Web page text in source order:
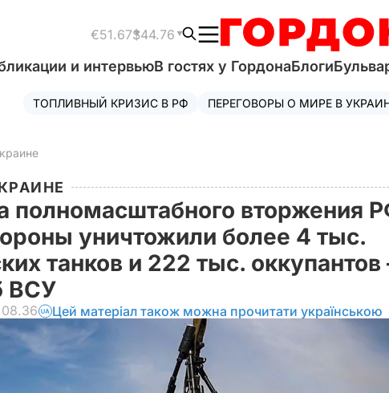
€51.67$44.76
и интервьюВ гостях у ГордонаБлоги
ТОПЛИВНЫЙ КРИЗИС В РФ ПЕРЕГОВОРЫ О МИРЕ В
полномасштабного вторжения
уничтожили более 4 тыс.
танков и 222 тыс. оккупантов
ВСУ
Цей матеріал також можна прочитати українською